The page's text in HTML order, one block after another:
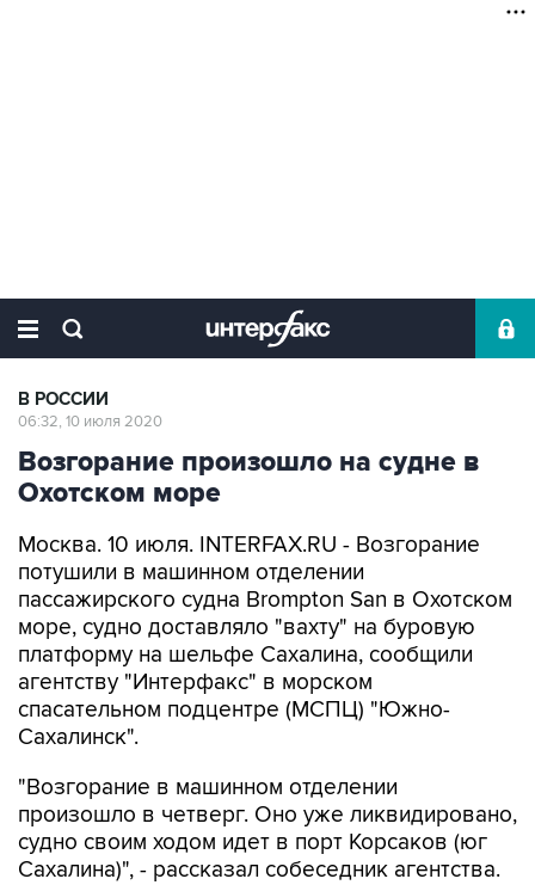
В РОССИИ
06:32, 10 июля 2020
Возгорание произошло на судне в
Охотском море
Москва. 10 июля. INTERFAX.RU - Возгорание
потушили в машинном отделении
пассажирского судна Brompton San в Охотском
море, судно доставляло "вахту" на буровую
платформу на шельфе Сахалина, сообщили
агентству "Интерфакс" в морском
спасательном подцентре (МСПЦ) "Южно-
Сахалинск".
"Возгорание в машинном отделении
произошло в четверг. Оно уже ликвидировано,
судно своим ходом идет в порт Корсаков (юг
Сахалина)", - рассказал собеседник агентства.